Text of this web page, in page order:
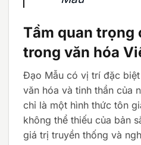
Tầm quan trọng
trong văn hóa
Đạo Mẫu có vị trí đặc
văn hóa và tinh thần của
chỉ là một hình thức tôn
không thể thiếu của bản
giá trị truyền thống và